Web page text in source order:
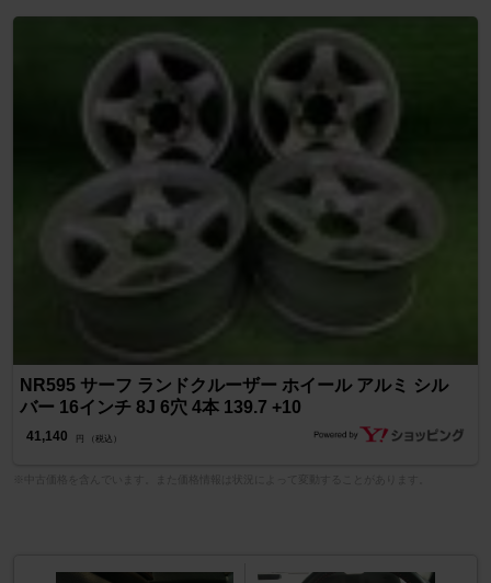
NR595 サーフ ランドクルーザー ホイール アルミ シル
バー 16インチ 8J 6穴 4本 139.7 +10
41,140 円 （税込）